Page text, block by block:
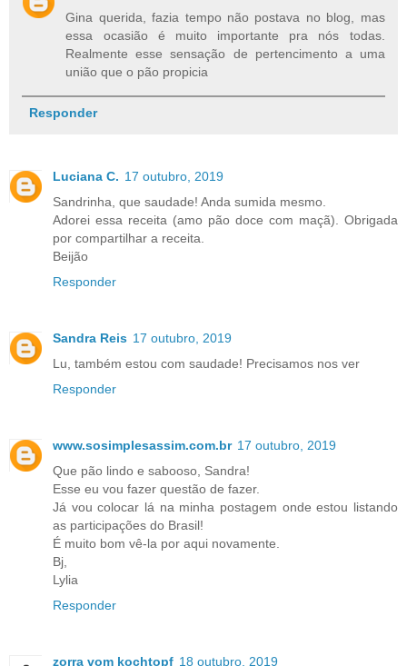
Gina querida, fazia tempo não postava no blog, mas
essa ocasião é muito importante pra nós todas.
Realmente esse sensação de pertencimento a uma
união que o pão propicia
Responder
Luciana C. 17 outubro, 2019
Sandrinha, que saudade! Anda sumida mesmo.
Adorei essa receita (amo pão doce com maçã). Obrigada
por compartilhar a receita.
Beijão
Responder
Sandra Reis 17 outubro, 2019
Lu, também estou com saudade! Precisamos nos ver
Responder
www.sosimplesassim.com.br 17 outubro, 2019
Que pão lindo e sabooso, Sandra!
Esse eu vou fazer questão de fazer.
Já vou colocar lá na minha postagem onde estou listando
as participações do Brasil!
É muito bom vê-la por aqui novamente.
Bj,
Lylia
Responder
zorra vom kochtopf 18 outubro, 2019